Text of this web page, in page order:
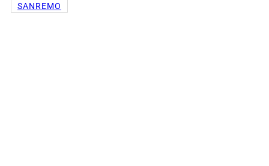
SANREMO